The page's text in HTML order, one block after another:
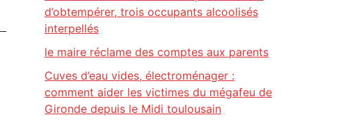
d’obtempérer, trois occupants alcoolisés
interpellés
le maire réclame des comptes aux parents
Cuves d’eau vides, électroménager :
comment aider les victimes du mégafeu de
Gironde depuis le Midi toulousain